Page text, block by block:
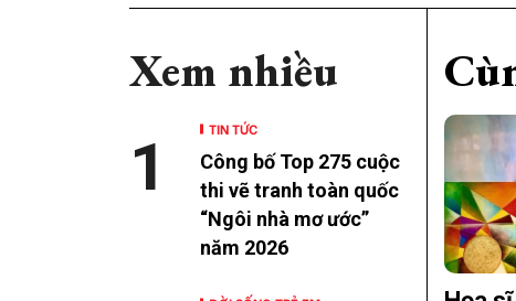
Xem nhiều
TIN TỨC
Công bố Top 275 cuộc
thi vẽ tranh toàn quốc
“Ngôi nhà mơ ước”
năm 2026
1